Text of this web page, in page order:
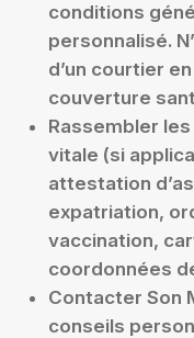
conditions
personnalisé.
d’un courtier
couverture
Rassembler
vitale (si
attestation
expatriation,
vaccination,
coordonnées
Contacter Son
conseils